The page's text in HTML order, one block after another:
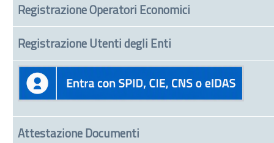
Registrazione Operatori Economici
Registrazione Utenti degli Enti
Attestazione Documenti